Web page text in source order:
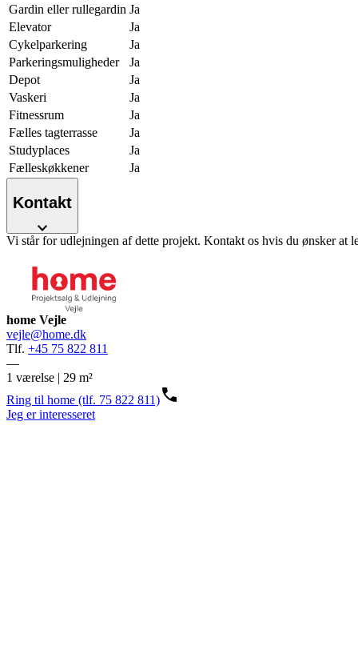
Gardin eller rullegardin Ja
Elevator
Ja
Cykelparkering
Ja
Parkeringsmuligheder
Ja
Depot
Ja
Vaskeri
Ja
Fitnessrum
Ja
Fælles tagterrasse
Ja
Studyplaces
Ja
Fælleskøkkener
Ja
Kontakt
Vi står for udlejningen af dette projekt. Kontakt os hvis du ønsker at
home Vejle
vejle@home.dk
Tlf. +45 75 822 811
—
1 værelse | 29 m²
Ring til home (tlf. 75 822 811)
Jeg er interesseret